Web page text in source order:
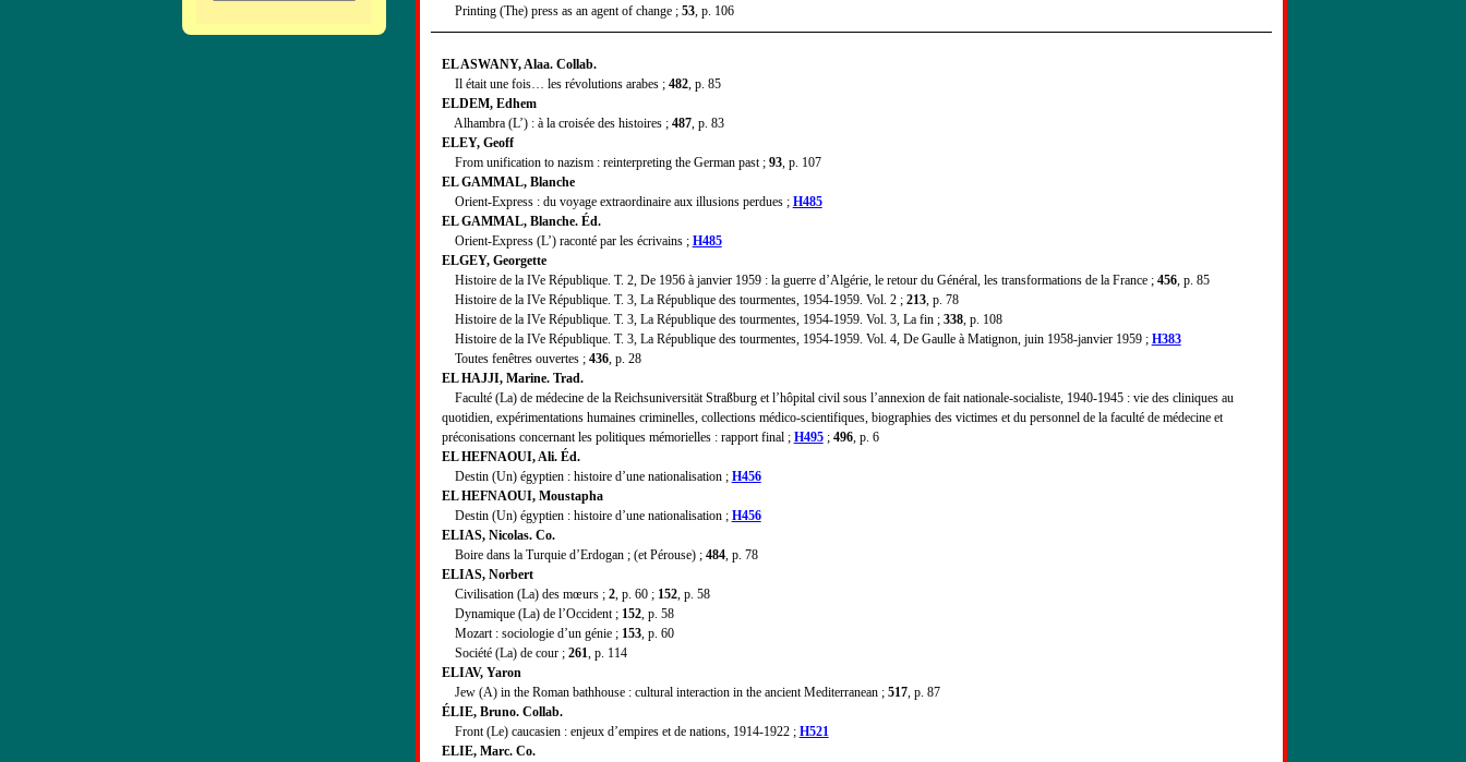
Printing (The) press as an agent of change ; 53, p. 106
EL ASWANY, Alaa. Collab.
Il était une fois… les révolutions arabes ; 482, p. 85
ELDEM, Edhem
Alhambra (L’) : à la croisée des histoires ; 487, p. 83
ELEY, Geoff
From unification to nazism : reinterpreting the German past ; 93, p. 107
EL GAMMAL, Blanche
Orient-Express : du voyage extraordinaire aux illusions perdues ; H485
EL GAMMAL, Blanche. Éd.
Orient-Express (L’) raconté par les écrivains ; H485
ELGEY, Georgette
Histoire de la IVe République. T. 2, De 1956 à janvier 1959 : la guerre d’Algérie, le retour du Général, les transformations de la France ; 456, p. 85
Histoire de la IVe République. T. 3, La République des tourmentes, 1954-1959. Vol. 2 ; 213, p. 78
Histoire de la IVe République. T. 3, La République des tourmentes, 1954-1959. Vol. 3, La fin ; 338, p. 108
Histoire de la IVe République. T. 3, La République des tourmentes, 1954-1959. Vol. 4, De Gaulle à Matignon, juin 1958-janvier 1959 ; H383
Toutes fenêtres ouvertes ; 436, p. 28
EL HAJJI, Marine. Trad.
Faculté (La) de médecine de la Reichsuniversität Straßburg et l’hôpital civil sous l’annexion de fait nationale-socialiste, 1940-1945 : vie des cliniques au
quotidien, expérimentations humaines criminelles, collections médico-scientifiques, biographies des victimes et du personnel de la faculté de médecine et
préconisations concernant les politiques mémorielles : rapport final ; H495; 496, p. 6
EL HEFNAOUI, Ali. Éd.
Destin (Un) égyptien : histoire d’une nationalisation ; H456
EL HEFNAOUI, Moustapha
Destin (Un) égyptien : histoire d’une nationalisation ; H456
ELIAS, Nicolas. Co.
Boire dans la Turquie d’Erdogan ; (et Pérouse) ; 484, p. 78
ELIAS, Norbert
Civilisation (La) des mœurs ; 2, p. 60 ; 152, p. 58
Dynamique (La) de l’Occident ; 152, p. 58
Mozart : sociologie d’un génie ; 153, p. 60
Société (La) de cour ; 261, p. 114
ELIAV, Yaron
Jew (A) in the Roman bathhouse : cultural interaction in the ancient Mediterranean ; 517, p. 87
ÉLIE, Bruno. Collab.
Front (Le) caucasien : enjeux d’empires et de nations, 1914-1922 ; H521
ELIE, Marc. Co.